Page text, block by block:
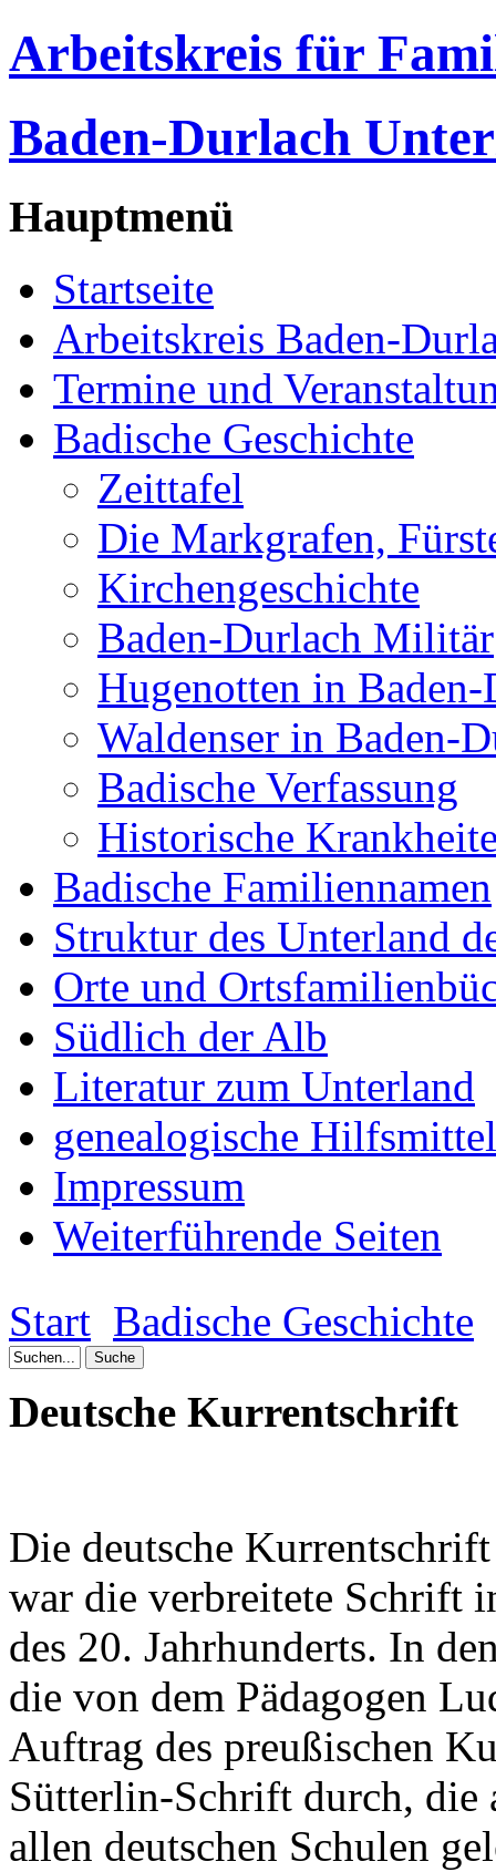
Arbeitskreis für
Baden-Durlach
Hauptmenü
Startseite
Arbeitskreis Baden-
Termine und
Badische Geschichte
Zeittafel
Die Markgrafen,
Kirchengeschichte
Baden-Durlach Militär
Hugenotten in
Waldenser in Baden-
Badische Verfassung
Historische
Badische Familiennamen
Struktur des Unterland
Orte und
Südlich der Alb
Literatur zum Unterland
genealogische Hilfsmittel
Impressum
Weiterführende Seiten
Start Badische Geschichte
Deutsche Kurrentschrift
Die deutsche
war die verbreitete Schrift
des 20. Jahrhunderts. In
die von dem Pädagogen
Auftrag des preußischen
Sütterlin-Schrift durch, die
allen deutschen Schulen